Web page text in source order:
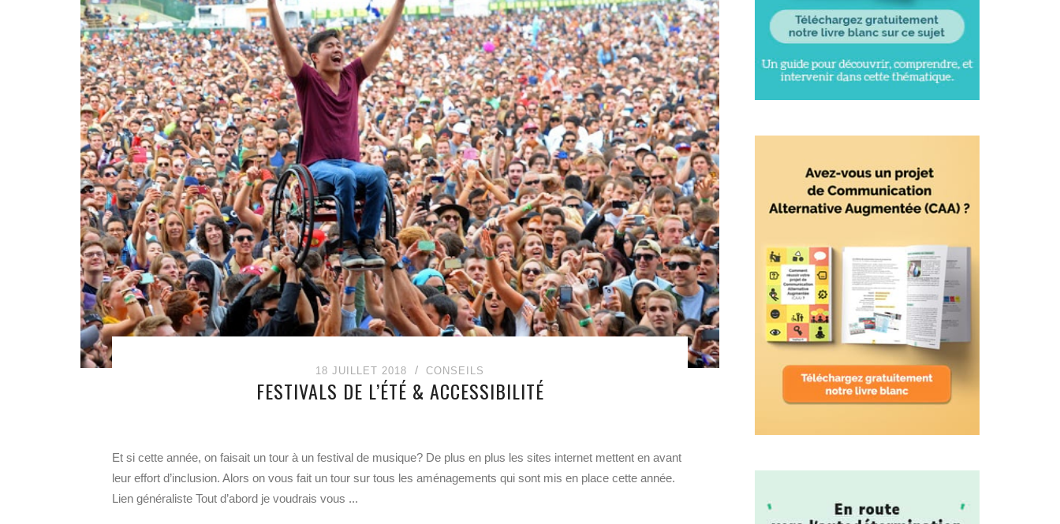
18 JUILLET 2018 CONSEILS
FESTIVALS DE L’ÉTÉ & ACCESSIBILITÉ
Et si cette année, on faisait un tour à un festival de musique? De plus en plus les sites internet mettent en avant
leur effort d’inclusion. Alors on vous fait un tour sur tous les aménagements qui sont mis en place cette année.
Lien généraliste Tout d’abord je voudrais vous ...